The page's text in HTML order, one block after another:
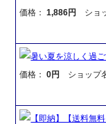
価格：1,886円 ショ
暑い夏を涼しく過
価格：0円 ショップ
【即納】【送料無